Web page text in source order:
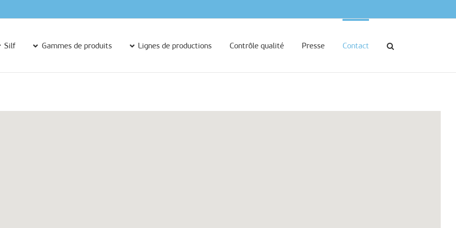
Silf Gammes de produits Lignes de productions Contrôle qualité Presse Contact